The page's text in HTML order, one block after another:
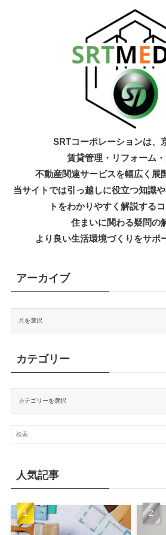
SRTコーポレーションは、
賃貸管理・リフォーム
不動産関連サービスを幅広く展
当サイトでは引っ越しに役立つ知識
トをわかりやすく解説するコ
住まいに関わる疑問の
より良い生活環境づくりをサポ
アーカイブ
カテゴリー
ゴ
人気記事